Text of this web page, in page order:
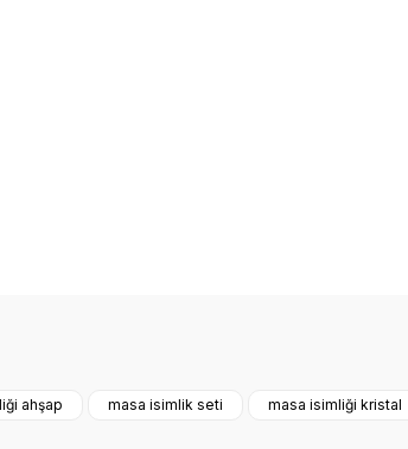
ahşap masa isimlik seti masa isimliği kristal